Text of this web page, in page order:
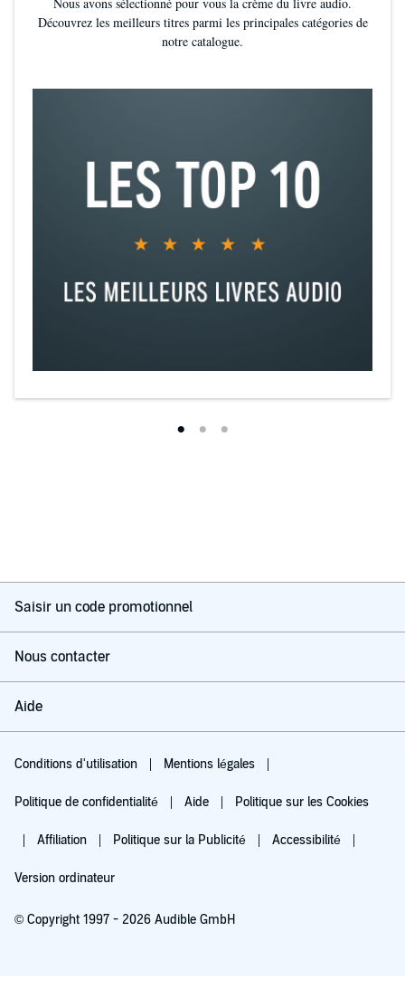
Découvrez les meilleurs titres parmi les principales catégories de
notre catalogue.
Saisir un code promotionnel
Nous contacter
Aide
Conditions d'utilisation Mentions légales
Politique de confidentialité Aide Politique sur les Cookies
Affiliation Politique sur la Publicité Accessibilité
Version ordinateur
© Copyright 1997 - 2026 Audible GmbH